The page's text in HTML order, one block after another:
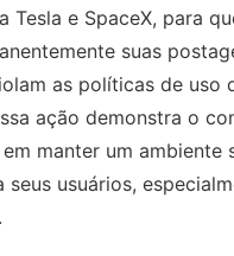
Tesla e SpaceX, para
suas
as políticas de uso
ação demonstra o
manter um ambiente
seus usuários,